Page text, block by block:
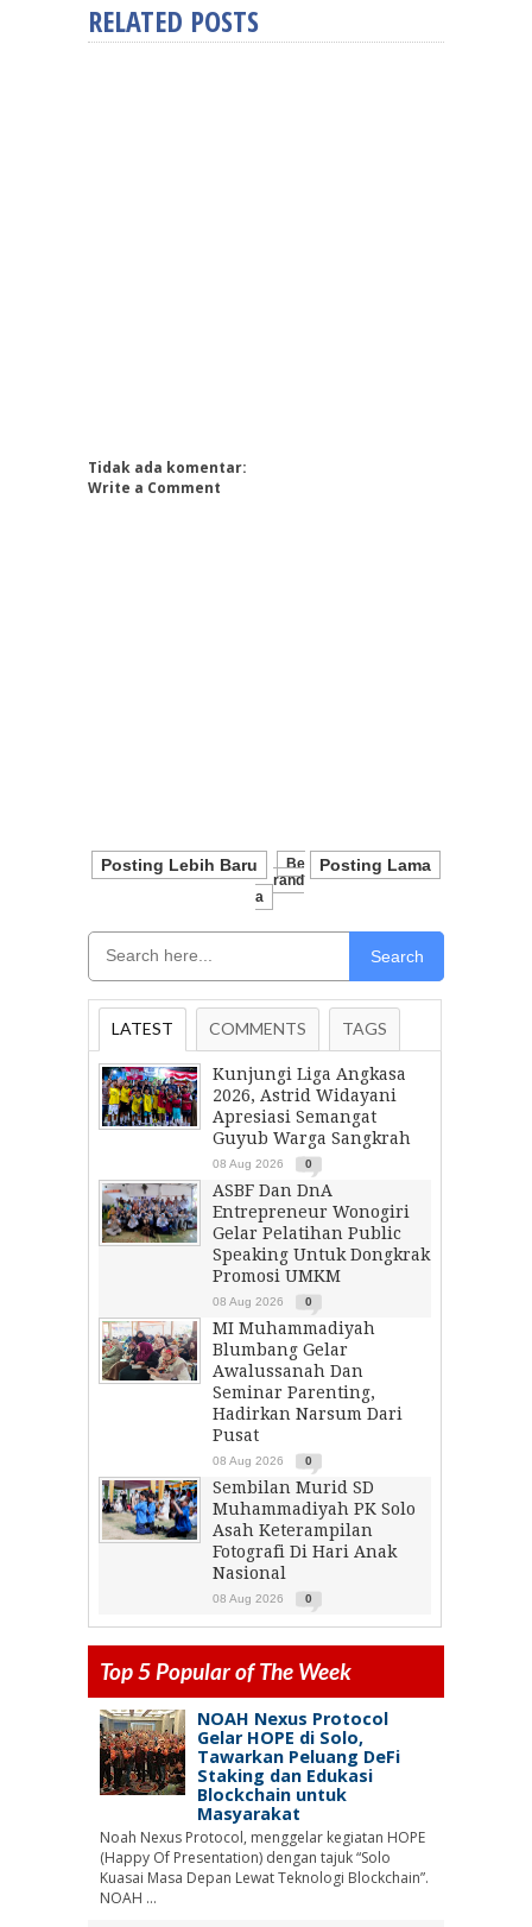
RELATED POSTS
Tidak ada komentar:
Write a Comment
Posting Lebih Baru Posting Lama
Be
Rand
A
Search
LATEST COMMENTS TAGS
Kunjungi Liga Angkasa
2026, Astrid Widayani
Apresiasi Semangat
Guyub Warga Sangkrah
08 Aug 2026 0
ASBF Dan DnA
Entrepreneur Wonogiri
Gelar Pelatihan Public
Speaking Untuk Dongkrak
Promosi UMKM
08 Aug 2026 0
MI Muhammadiyah
Blumbang Gelar
Awalussanah Dan
Seminar Parenting,
Hadirkan Narsum Dari
Pusat
08 Aug 2026 0
Sembilan Murid SD
Muhammadiyah PK Solo
Asah Keterampilan
Fotografi Di Hari Anak
Nasional
08 Aug 2026 0
Top 5 Popular of The Week
NOAH Nexus Protocol
Gelar HOPE di Solo,
Tawarkan Peluang DeFi
Staking dan Edukasi
Blockchain untuk
Masyarakat
Noah Nexus Protocol, menggelar kegiatan HOPE
(Happy Of Presentation) dengan tajuk “Solo
Kuasai Masa Depan Lewat Teknologi Blockchain”.
NOAH ...